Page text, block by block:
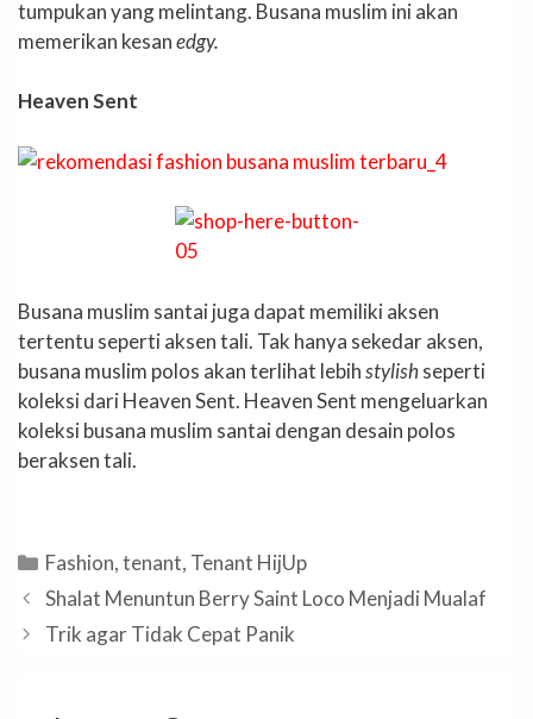
tumpukan yang melintang. Busana muslim ini akan
memerikan kesanedgy.
Heaven Sent
Busana muslim santai juga dapat memiliki aksen
tertentu seperti aksen tali. Tak hanya sekedar aksen,
busana muslim polos akan terlihat lebihstylishseperti
koleksi dari Heaven Sent. Heaven Sent mengeluarkan
koleksi busana muslim santai dengan desain polos
beraksen tali.
Categories
Fashion,tenant, Tenant HijUp
Shalat Menuntun Berry Saint Loco Menjadi Mualaf
Trik agar Tidak Cepat Panik